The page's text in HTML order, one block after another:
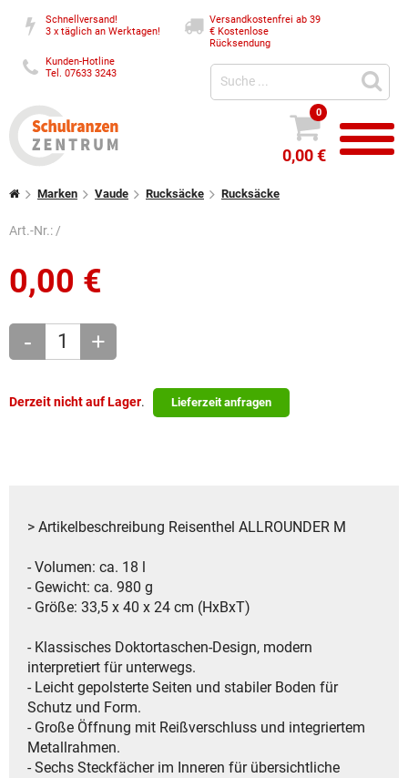
Schnellversand!
3 x täglich an Werktagen!
Versandkostenfrei ab 39
€Kostenlose
Rücksendung
Kunden-Hotline
Tel. 07633 3243
0
0,00 €
Marken Vaude Rucksäcke Rucksäcke
Art.-Nr.:/
0,00 €
- +
Derzeit nicht auf Lager. Lieferzeit anfragen
> Artikelbeschreibung Reisenthel ALLROUNDER M
- Volumen: ca. 18 l
- Gewicht: ca. 980 g
- Größe: 33,5 x 40 x 24 cm (HxBxT)
- Klassisches Doktortaschen-Design, modern
interpretiert für unterwegs.
- Leicht gepolsterte Seiten und stabiler Boden für
Schutz und Form.
- Große Öffnung mit Reißverschluss und integriertem
Metallrahmen.
- Sechs Steckfächer im Inneren für übersichtliche